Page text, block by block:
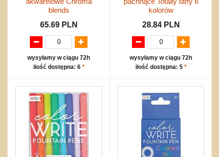
blends
65.69 PLN
wysyłamy w ciągu 72h
ilość dostępna: 6 *
kolorów
28.84 PLN
wysyłamy w ciągu 72h
ilość dostępna: 5 *